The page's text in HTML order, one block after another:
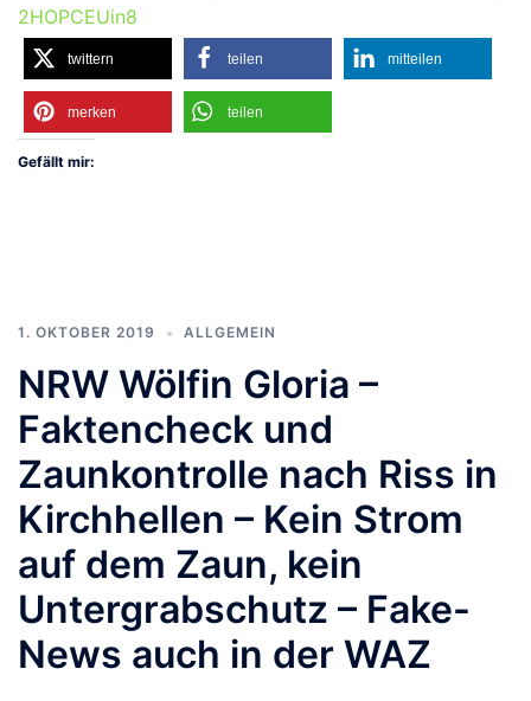
2HOPCEUin8
twittern teilen mitteilen
merken teilen
Gefällt mir:
1. OKTOBER 2019 ALLGEMEIN
NRW Wölfin Gloria –
Faktencheck und
Zaunkontrolle nach Riss in
Kirchhellen – Kein Strom
auf dem Zaun, kein
Untergrabschutz – Fake-
News auch in der WAZ